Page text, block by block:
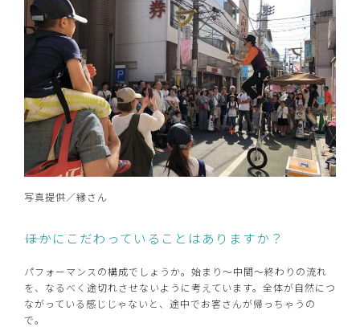
写真提供／縁さん
――ほかにこだわっていることはありますか？
パフォーマンスの構成でしょうか。始まり～中間～終わりの流れ
を、なるべく途切れさせないように考えています。全体が自然につ
ながっている感じじゃないと、途中でお客さんが帰っちゃうの
で。